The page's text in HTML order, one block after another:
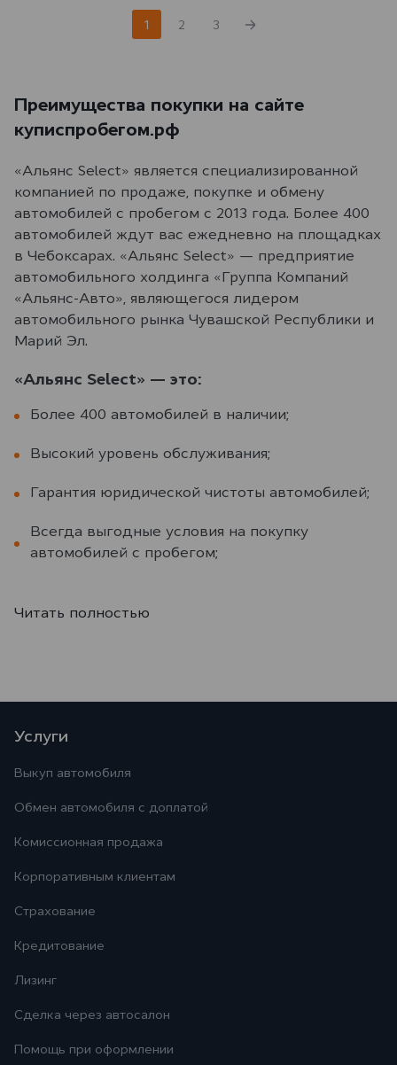
1 2 3
Преимущества покупки на сайте
куписпробегом.рф
«Альянс Select» является специализированной
компанией по продаже, покупке и обмену
автомобилей с пробегом с 2013 года. Более 400
автомобилей ждут вас ежедневно на площадках
в Чебоксарах. «Альянс Select» — предприятие
автомобильного холдинга «Группа Компаний
«Альянс-Авто», являющегося лидером
автомобильного рынка Чувашской Республики и
Марий Эл.
«Альянс Select» — это:
Более 400 автомобилей в наличии;
Высокий уровень обслуживания;
Гарантия юридической чистоты автомобилей;
Всегда выгодные условия на покупку
автомобилей с пробегом;
Читать полностью
Услуги
Выкуп автомобиля
Обмен автомобиля с доплатой
Комиссионная продажа
Корпоративным клиентам
Страхование
Кредитование
Лизинг
Сделка через автосалон
Помощь при оформлении